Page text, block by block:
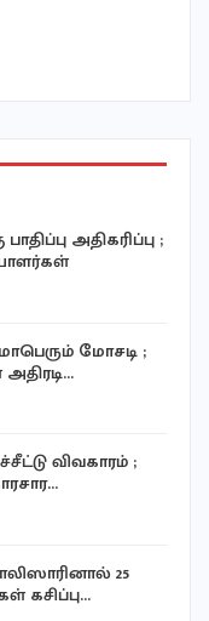
அதிகரிப்பு ;
மோசடி ;
விவகாரம் ;
25
கசிப்பு…